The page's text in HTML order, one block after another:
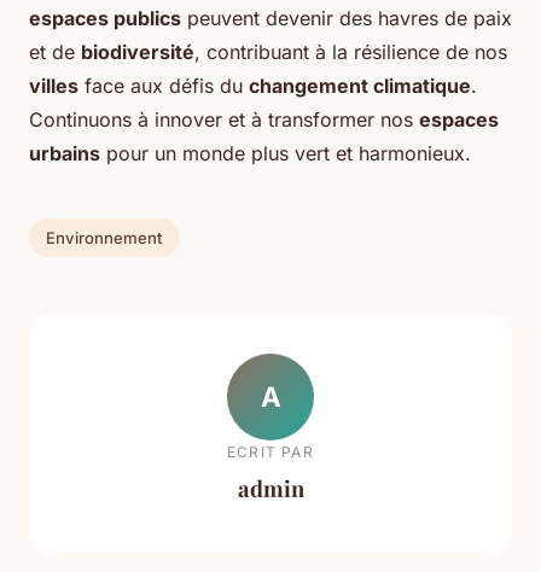
espaces publics peuvent devenir des havres de paix
et de biodiversité, contribuant à la résilience de nos
villes face aux défis du changement climatique.
Continuons à innover et à transformer nos espaces
urbains pour un monde plus vert et harmonieux.
Environnement
A
ECRIT PAR
admin